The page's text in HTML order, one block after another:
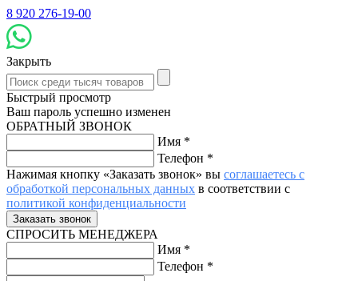
8 920 276-19-00
Закрыть
Быстрый просмотр
Ваш пароль успешно изменен
ОБРАТНЫЙ ЗВОНОК
Имя *
Телефон *
Нажимая кнопку «Заказать звонок» вы соглашаетесь с
обработкой персональных данных в соответствии с
политикой конфиденциальности
СПРОСИТЬ МЕНЕДЖЕРА
Имя *
Телефон *